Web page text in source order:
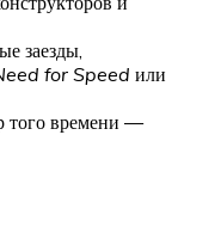
заезды,
for Speed или
того времени —